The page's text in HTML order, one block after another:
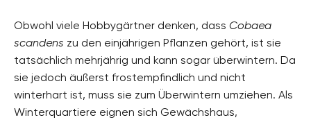
Obwohl viele Hobbygärtner denken, dass Cobaea
scandens zu den einjährigen Pflanzen gehört, ist sie
tatsächlich mehrjährig und kann sogar überwintern. Da
sie jedoch äußerst frostempfindlich und nicht
winterhart ist, muss sie zum Überwintern umziehen. Als
Winterquartiere eignen sich Gewächshaus,